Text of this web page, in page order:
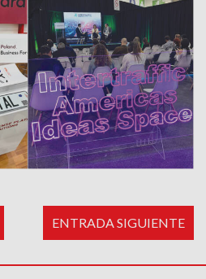
ENTRADA SIGUIENTE